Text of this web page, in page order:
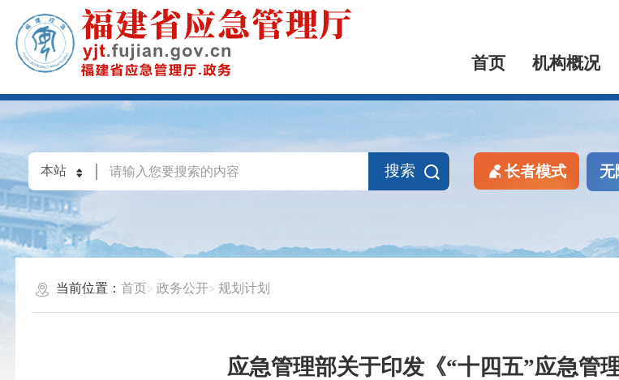
首页 机构概况
搜索 长者模式 无
当前位置：首页 政务公开 规划计划
应急管理部关于印发《“十四五”应急管